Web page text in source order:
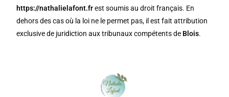
https://nathalielafont.frest soumis au droit français. En
dehors des cas où la loi ne le permet pas, il est fait attribution
exclusive de juridiction aux tribunaux compétents de Blois.